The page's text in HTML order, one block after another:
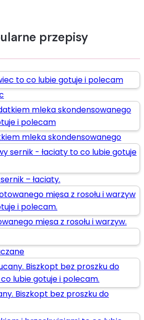
przepisy
mleka skondensowanego
– łaciaty.
mięsa z rosołu i warzyw.
Biszkopt bez proszku do